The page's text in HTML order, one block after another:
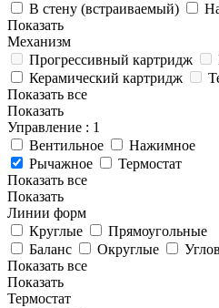
В стену (встраиваемый)
Показать
Механизм
Прогрессивный картридж
Керамический картридж
Показать все
Показать
Управление : 1
Вентильное
Нажимное
Рычажное
Термостат
Показать все
Показать
Линии форм
Круглые
Прямоугольные
Баланс
Округлые
Показать все
Показать
Термостат